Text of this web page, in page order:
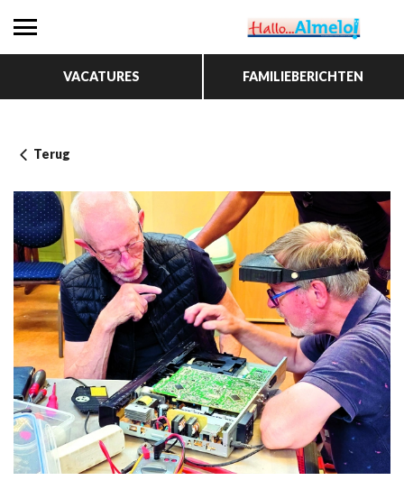
VACATURES FAMILIEBERICHTEN
Terug